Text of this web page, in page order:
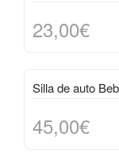
23,00€
Silla de auto
45,00€